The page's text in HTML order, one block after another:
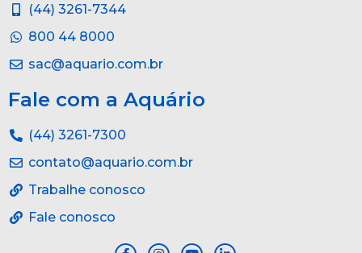
(44) 3261-7344
800 44 8000
sac@aquario.com.br
Fale com a Aquário
(44) 3261-7300
contato@aquario.com.br
Trabalhe conosco
Fale conosco